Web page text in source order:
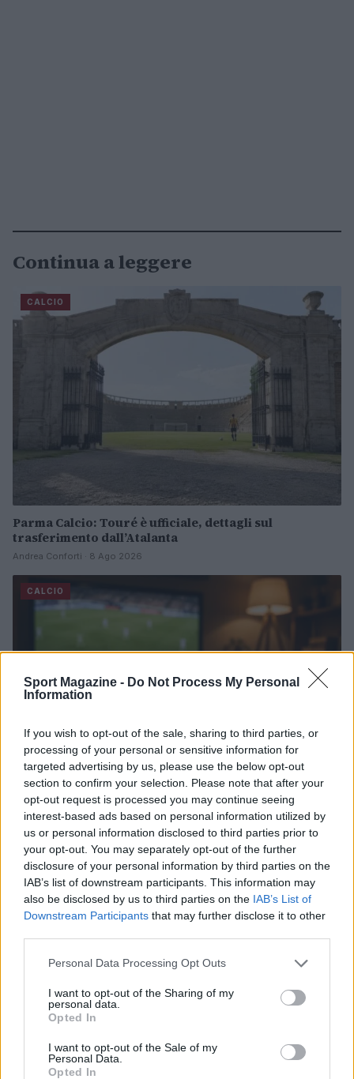
Sport Magazine - Do Not Process My Personal
Information
If you wish to opt-out of the sale, sharing to third parties, or
processing of your personal or sensitive information for
targeted advertising by us, please use the below opt-out
section to confirm your selection. Please note that after your
opt-out request is processed you may continue seeing
interest-based ads based on personal information utilized by
us or personal information disclosed to third parties prior to
your opt-out. You may separately opt-out of the further
disclosure of your personal information by third parties on the
IAB’s list of downstream participants. This information may
also be disclosed by us to third parties on the IAB’s List of
Downstream Participants that may further disclose it to other
Please note that this website/app uses one or more Google
not limited to your visit or usage behaviour. You may click to
grant or deny consent to Google and its third-party tags to
use your data for below specified purposes in below Google
consent section.
Personal Data Processing Opt Outs
I want to opt-out of the Sharing of my
personal data.
Opted In
I want to opt-out of the Sale of my
Personal Data.
Opted In
Continua a leggere
CALCIO
Parma Calcio: Touré è ufficiale, dettagli sul
trasferimento dall’Atalanta
Andrea Conforti · 8 Ago 2026
CALCIO
Trofeo Doppio Malto: guida completa per seguire
Parma-Sampdoria
Andrea Conforti · 8 Ago 2026
CALCIO